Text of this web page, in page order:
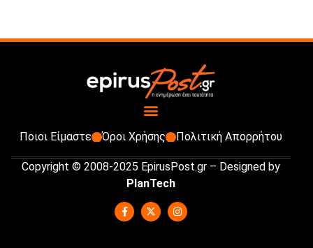
Ποιοι Είμαστε Όροι Χρήσης Πολιτική Απορρήτου
Copyright © 2008-2025 EpirusPost.gr – Designed by
PlanTech